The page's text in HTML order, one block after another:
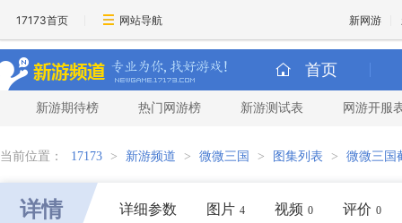
17173首页 网站导航 新网游
首页
新游期待榜 热门网游榜 新游测试表 网游开服
当前位置： 17173 > 新游频道 > 微微三国 > 图集列表 > 微微三国
详情 详细参数 图片 4 视频 0 评价 0